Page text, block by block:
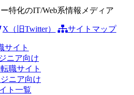
特化のIT/Web系情報メディア
X（旧Twitter） サイトマップ
サイト
ニア向け
職サイト
ニア向け
ト一覧